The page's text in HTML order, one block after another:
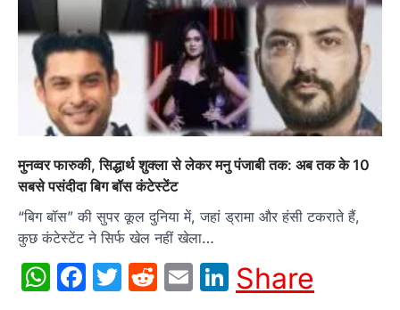
मुनव्वर फारुकी, सिद्धार्थ शुक्ला से लेकर मनु पंजाबी तक: अब तक के 10
सबसे पसंदीदा बिग बॉस कंटेस्टेंट
“बिग बॉस” की सुपर कूल दुनिया में, जहां ड्रामा और हंसी टकराते हैं,
कुछ कंटेस्टेंट ने सिर्फ खेल नहीं खेला…
WhatsApp
Facebook
Twitter
Reddit
EmailLinkedIn
Share